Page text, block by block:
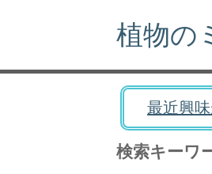
植物の
最近興
検索キーワ